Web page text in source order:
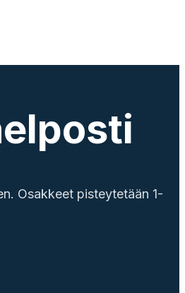
Osakkeet pisteytetään 1-